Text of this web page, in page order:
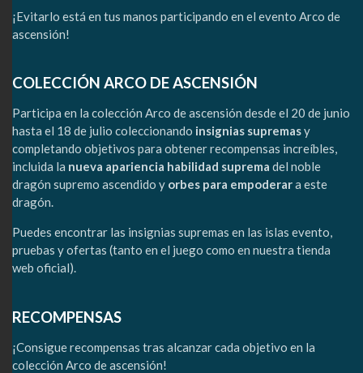
¡Evitarlo está en tus manos participando en el evento Arco de
ascensión!
COLECCIÓN ARCO DE ASCENSIÓN
Participa en la colección Arco de ascensión desde el 20 de junio
hasta el 18 de julio coleccionando insignias supremasy
completando objetivos para obtener recompensas increíbles,
incluida la nueva apariencia habilidad suprema del noble
dragón supremo ascendido y orbes para empoderara este
dragón.
Puedes encontrar las insignias supremas en las islas evento,
pruebas y ofertas (tanto en el juego como en nuestra tienda
web oficial).
RECOMPENSAS
¡Consigue recompensas tras alcanzar cada objetivo en la
colección Arco de ascensión!